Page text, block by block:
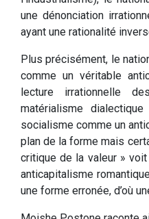
une dénonciation
ayant une rationalité
Plus précisément, le
comme un véritable
lecture irrationnelle
matérialisme
socialisme comme un
plan de la forme mais
critique de la valeur »
anticapitalisme
une forme erronée, d’où